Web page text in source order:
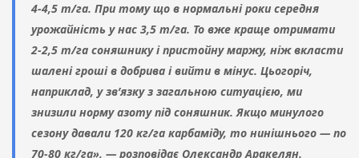
4-4,5 т/га. При тому що в нормальні роки середня
урожайність у нас 3,5 т/га. То вже краще отримати
2-2,5 т/га соняшнику і пристойну маржу, ніж вкласти
шалені гроші в добрива і вийти в мінус. Цьогоріч,
наприклад, у зв’язку з загальною ситуацією, ми
знизили норму азоту під соняшник. Якщо минулого
сезону давали 120 кг/га карбаміду, то нинішнього — по
70-80 кг/га», — розповідає Олександр Аракелян.